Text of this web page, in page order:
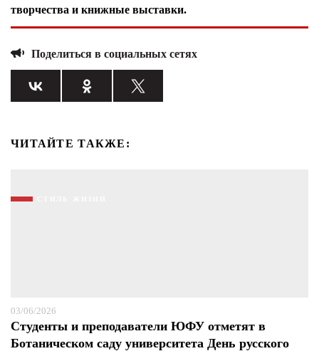
творчества и книжные выставки.
Поделиться в социальных сетях
ЧИТАЙТЕ ТАКЖЕ:
03/06/2026
Студенты и преподаватели ЮФУ отметят в
Ботаническом саду университета День русского